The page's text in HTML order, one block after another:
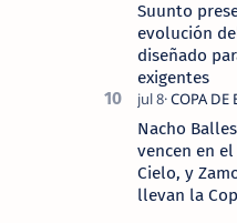
Suunto
evolución
diseñado
exigentes
Nacho
vencen en
Cielo, y
llevan la